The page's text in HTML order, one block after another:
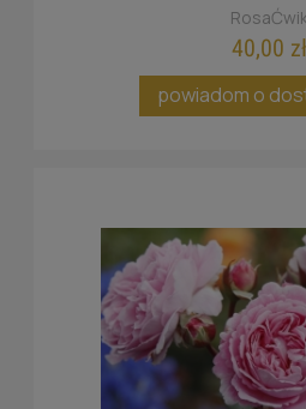
40,00 zł
powiadom o